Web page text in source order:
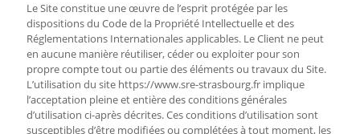
Le Site constitue une œuvre de l’esprit protégée par les
dispositions du Code de la Propriété Intellectuelle et des
Réglementations Internationales applicables. Le Client ne peut
en aucune manière réutiliser, céder ou exploiter pour son
propre compte tout ou partie des éléments ou travaux du Site.
L’utilisation du site https://www.sre-strasbourg.fr implique
l’acceptation pleine et entière des conditions générales
d’utilisation ci-après décrites. Ces conditions d’utilisation sont
susceptibles d’être modifiées ou complétées à tout moment, les